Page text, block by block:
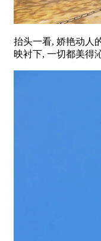
抬头一看, 娇艳动人
映衬下, 一切都美得